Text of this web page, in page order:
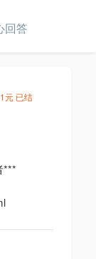
回答
1元 已结
***